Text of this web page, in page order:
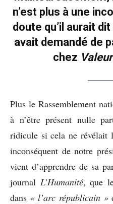
n’est plus à une
doute qu’il aurait
avait demandé de
chez
Plus le Rassemblement
à n’être présent nulle
ridicule si cela ne révélait
inconséquent de notre
vient d’apprendre de sa
journal L’Humanité, que
dans « l’arc républicain »